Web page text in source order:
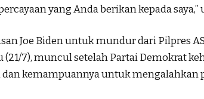
yang Anda berikan kepada saya,”
Joe Biden untuk mundur dari Pilpres
(21/7), muncul setelah Partai Demokrat
kemampuannya untuk mengalahkan